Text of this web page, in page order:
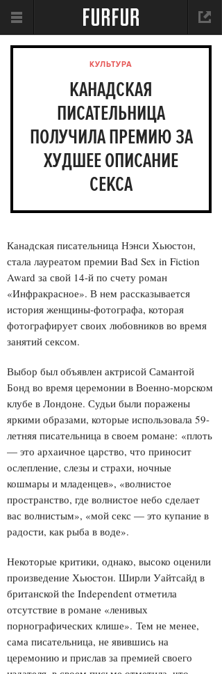
КУЛЬТУРА
КАНАДСКАЯ
ПИСАТЕЛЬНИЦА
ПОЛУЧИЛА ПРЕМИЮ ЗА
ХУДШЕЕ ОПИСАНИЕ
СЕКСА
Канадская писательница Нэнси Хьюстон,
стала лауреатом премии Bad Sex in Fiction
Award за свой 14-й по счету роман
«Инфракрасное». В нем рассказывается
история женщины-фотографа, которая
фотографирует своих любовников во время
занятий сексом.
Выбор был объявлен актрисой Самантой
Бонд во время церемонии в Военно-морском
клубе в Лондоне. Судьи были поражены
яркими образами, которые использовала 59-
летняя писательница в своем романе: «плоть
— это архаичное царство, что приносит
ослепление, слезы и страхи, ночные
кошмары и младенцев», «волнистое
пространство, где волнистое небо сделает
вас волнистым», «мой секс — это купание в
радости, как рыба в воде».
Некоторые критики, однако, высоко оценили
произведение Хьюстон. Ширли Уайтсайд в
британской the Independent отметила
отсутствие в романе «ленивых
порнографических клише». Тем не менее,
сама писательница, не явившись на
церемонию и прислав за премией своего